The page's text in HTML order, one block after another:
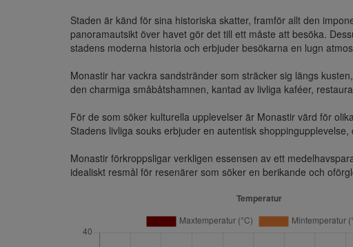
Staden är känd för sina historiska skatter, framför allt den
panoramautsikt över havet gör det till ett måste att besöka.
stadens moderna historia och erbjuder besökarna en lugn
Monastir har vackra sandstränder som sträcker sig längs
den charmiga småbåtshamnen, kantad av livliga kaféer,
För de som söker kulturella upplevelser är Monastir värd för
Stadens livliga souks erbjuder en autentisk
Monastir förkroppsligar verkligen essensen av ett
idealiskt resmål för resenärer som söker en berikande och